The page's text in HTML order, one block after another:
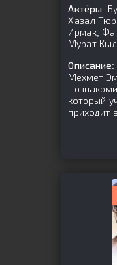
Актёры:
Хазал
Ирмак,
Мурат
Описание:
Мехмет
который
приходит